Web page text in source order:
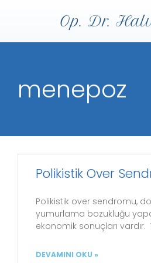
Op. Dr.
menepoz
Polikistik Over
Polikistik over sendromu,
yumurlama bozukluğu
ekonomik sonuçları vardır.
DEVAMINI OKU »